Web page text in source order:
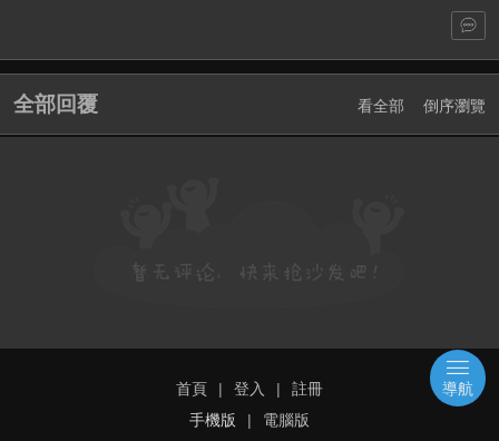
全部回覆 看全部 倒序瀏覽
首頁 | 登入 |
註冊
手機版
| 電腦版
導航